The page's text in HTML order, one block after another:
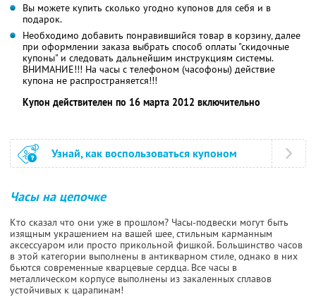
Вы можете купить сколько угодно купонов для себя и в
подарок.
Необходимо добавить понравившийся товар в корзину, далее
при оформлении заказа выбрать способ оплаты "скидочные
купоны" и следовать дальнейшим инструкциям системы.
ВНИМАНИЕ!!! На часы с телефоном (часофоны) действие
купона не распространяется!!!
Купон действителен по 16 марта 2012 включительно
Узнай, как воспользоваться купоном
Часы на цепочке
Кто сказал что они уже в прошлом? Часы-подвески могут быть
изящным украшением на вашей шее, стильным карманным
аксессуаром или просто прикольной фишкой. Большинство часов
в этой категории выполнены в антикварном стиле, однако в них
бьются современные кварцевые сердца. Все часы в
металлическом корпусе выполнены из закаленных сплавов
устойчивых к царапинам!